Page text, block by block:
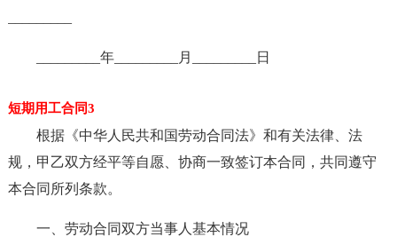
_________年_________月_________日
短期用工合同3
根据《中华人民共和国劳动合同法》和有关法律、法
规，甲乙双方经平等自愿、协商一致签订本合同，共同遵守
本合同所列条款。
一、劳动合同双方当事人基本情况